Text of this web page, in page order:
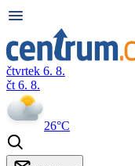
čtvrtek 6. 8.
čt 6. 8.
26°C